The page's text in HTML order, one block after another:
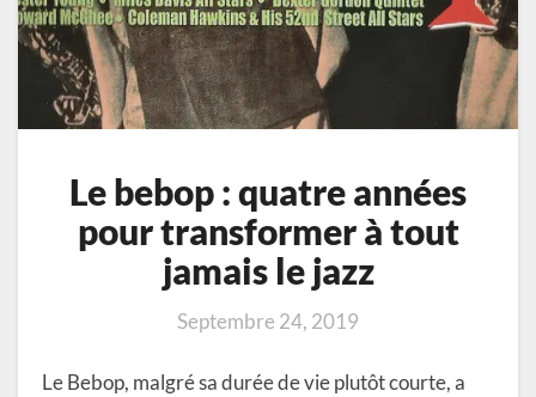
Le bebop : quatre années
pour transformer à tout
jamais le jazz
Septembre 24, 2019
Le Bebop, malgré sa durée de vie plutôt courte, a